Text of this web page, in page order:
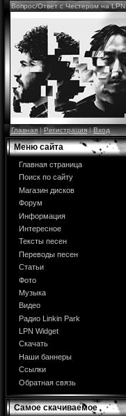
Вопрос/Ответ с Честером на LPN
Главная|Регистрация|Вход
Меню сайта
Главная страница
Поиск по сайту
Магазин дисков
Форум
Информация
Интересное
Тексты песен
Переводы песен
Статьи
Фото
Музыка
Видео
Радио Linkin Park
LPN Widget
Скачать
Наши баннеры
Ссылки
Обратная связь
Самое скачиваемое